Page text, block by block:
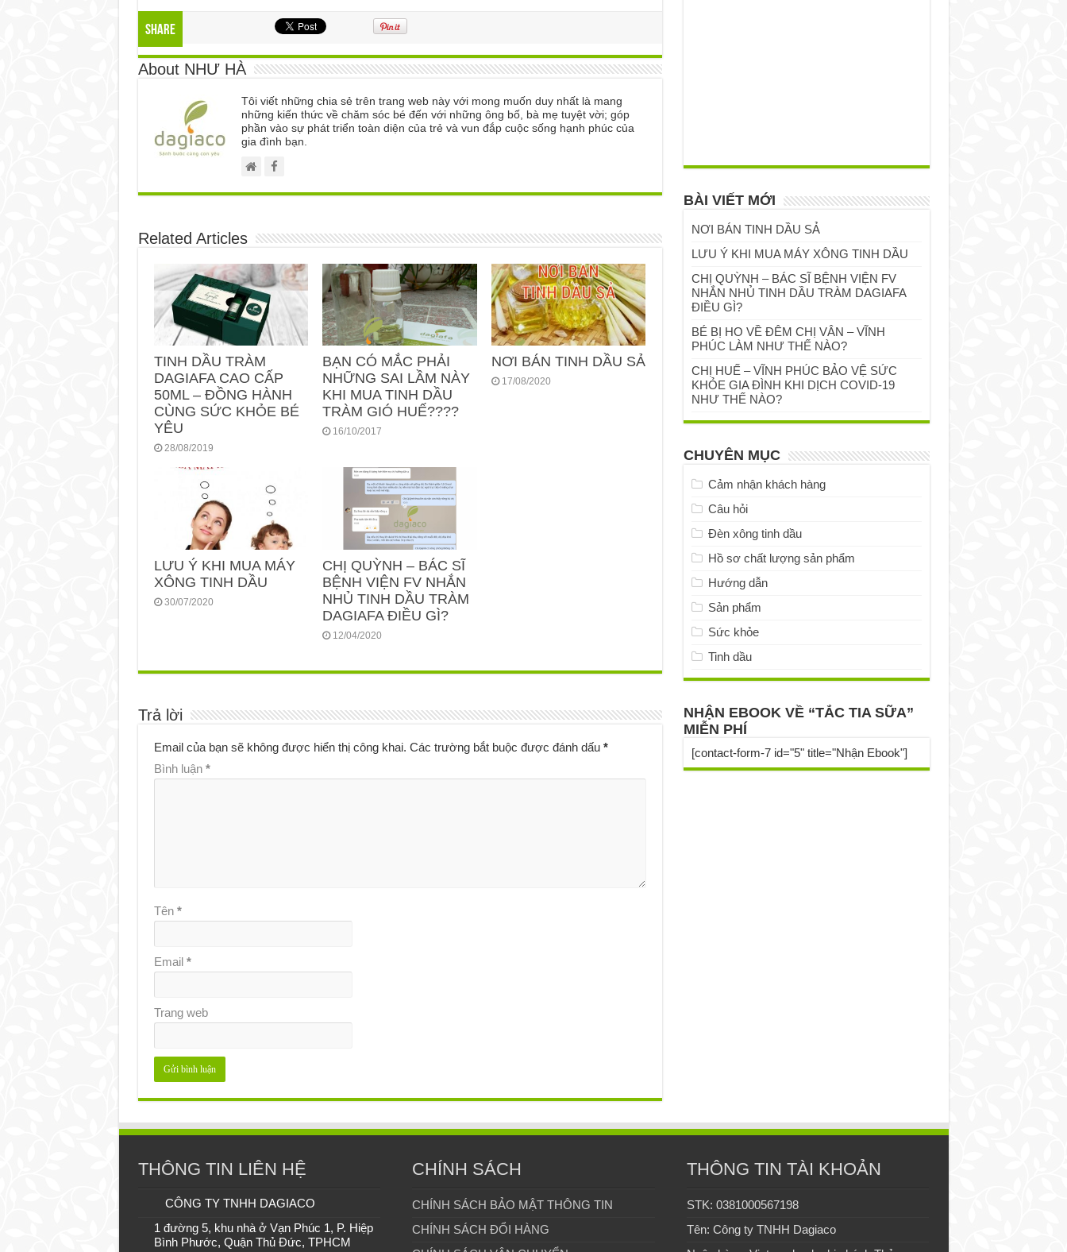
Share
About NHƯ HÀ
Tôi viết những chia sẻ trên trang web này với mong muốn duy nhất là mang
những kiến thức về chăm sóc bé đến với những ông bố, bà mẹ tuyệt vời; góp
phần vào sự phát triển toàn diện của trẻ và vun đắp cuộc sống hạnh phúc của
gia đình bạn.
Related Articles
TINH DẦU TRÀM
DAGIAFA CAO CẤP
50ML – ĐỒNG HÀNH
CÙNG SỨC KHỎE BÉ
YÊU
28/08/2019
BẠN CÓ MẮC PHẢI
NHỮNG SAI LẦM NÀY
KHI MUA TINH DẦU
TRÀM GIÓ HUẾ????
16/10/2017
NƠI BÁN TINH DẦU SẢ
17/08/2020
LƯU Ý KHI MUA MÁY
XÔNG TINH DẦU
30/07/2020
CHỊ QUỲNH – BÁC SĨ
BỆNH VIỆN FV NHẮN
NHỦ TINH DẦU TRÀM
DAGIAFA ĐIỀU GÌ?
12/04/2020
Trả lời
Email của bạn sẽ không được hiển thị công khai. Các trường bắt buộc được đánh dấu *
Bình luận *
Tên *
Email *
Trang web
BÀI VIẾT MỚI
NƠI BÁN TINH DẦU SẢ
LƯU Ý KHI MUA MÁY XÔNG TINH DẦU
CHỊ QUỲNH – BÁC SĨ BỆNH VIỆN FV
NHẮN NHỦ TINH DẦU TRÀM DAGIAFA
ĐIỀU GÌ?
BÉ BỊ HO VỀ ĐÊM CHỊ VÂN – VĨNH
PHÚC LÀM NHƯ THẾ NÀO?
CHỊ HUẾ – VĨNH PHÚC BẢO VỆ SỨC
KHỎE GIA ĐÌNH KHI DỊCH COVID-19
NHƯ THẾ NÀO?
CHUYÊN MỤC
Cảm nhận khách hàng
Câu hỏi
Đèn xông tinh dầu
Hồ sơ chất lượng sản phẩm
Hướng dẫn
Sản phẩm
Sức khỏe
Tinh dầu
NHẬN EBOOK VỀ “TẮC TIA SỮA”
MIỄN PHÍ
[contact-form-7 id="5" title="Nhận Ebook"]
THÔNG TIN LIÊN HỆ
CÔNG TY TNHH DAGIACO
1 đường 5, khu nhà ở Vạn Phúc 1, P. Hiệp
Bình Phước, Quận Thủ Đức, TPHCM
CHÍNH SÁCH
CHÍNH SÁCH BẢO MẬT THÔNG TIN
CHÍNH SÁCH ĐỔI HÀNG
THÔNG TIN TÀI KHOẢN
STK: 0381000567198
Tên: Công ty TNHH Dagiaco